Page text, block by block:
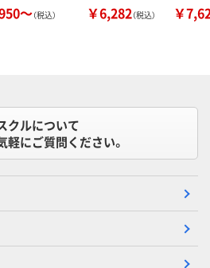
～（税込） ￥6,282（税込） ￥
クルについて
軽にご質問ください。